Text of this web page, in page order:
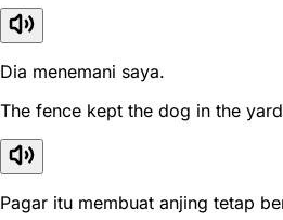
Dia menemani saya.
The fence kept the dog in the
Pagar itu membuat anjing tetap